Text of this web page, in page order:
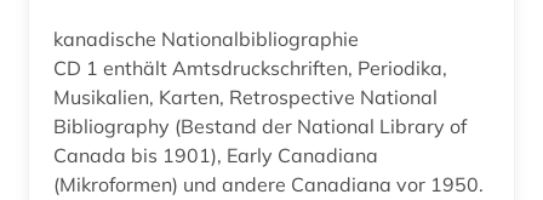
kanadische Nationalbibliographie
CD 1 enthält Amtsdruckschriften, Periodika,
Musikalien, Karten, Retrospective National
Bibliography (Bestand der National Library of
Canada bis 1901), Early Canadiana
(Mikroformen) und andere Canadiana vor 1950.